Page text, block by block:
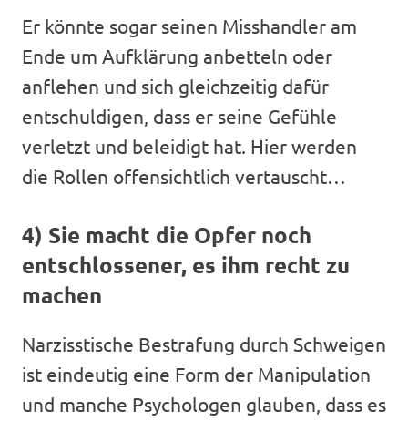
Er könnte sogar seinen Misshandler am
Ende um Aufklärung anbetteln oder
anflehen und sich gleichzeitig dafür
entschuldigen, dass er seine Gefühle
verletzt und beleidigt hat. Hier werden
die Rollen offensichtlich vertauscht…
4) Sie macht die Opfer noch
entschlossener, es ihm recht zu
machen
Narzisstische Bestrafung durch Schweigen
ist eindeutig eine Form der Manipulation
und manche Psychologen glauben, dass es